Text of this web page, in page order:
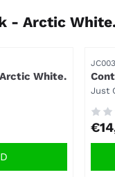
- Arctic
White.
JC003
Merk:
Just
Prijs: